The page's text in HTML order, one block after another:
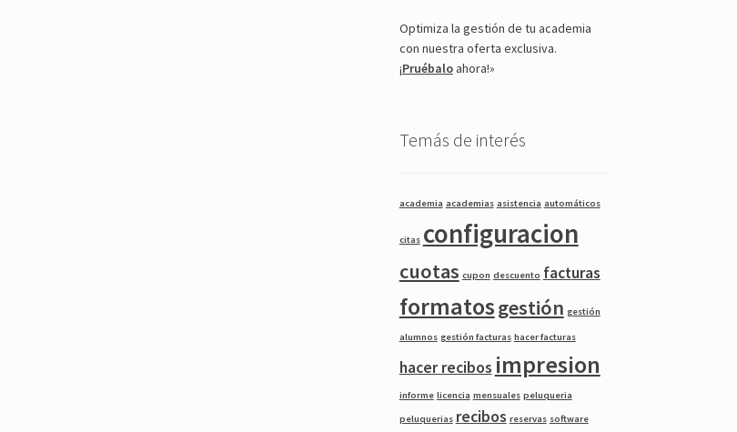
Optimiza la gestión de tu academia
con nuestra oferta exclusiva.
¡Pruébaloahora!»
Temás de interés
academia academias asistencia automáticos
citas configuracion
cuotas cupon descuento facturas
formatosgestión gestión
alumnos gestión facturas hacer facturas
hacer recibos impresion
informe licencia mensuales peluqueria
peluquerias recibos reservas software